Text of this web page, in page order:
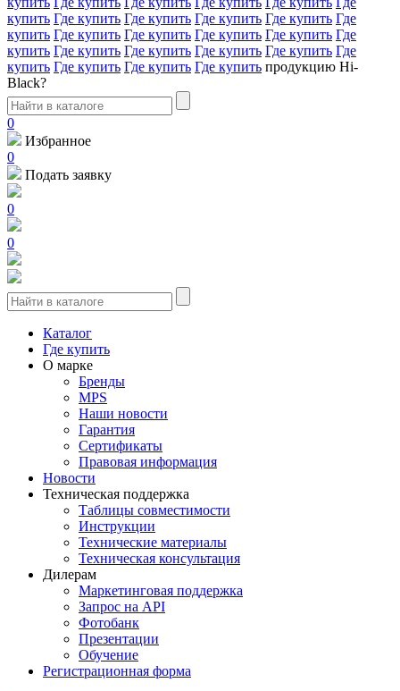
купить Где купить Где купить Где купить Где купить Где
купить Где купить Где купить Где купить Где купить Где
купить Где купить Где купить Где купить Где купить Где
купить Где купить Где купить Где купить продукцию Hi-
Black?
0
Избранное
0
Подать заявку
0
0
Каталог
Где купить
О марке
Бренды
MPS
Наши новости
Гарантия
Сертификаты
Правовая информация
Новости
Техническая поддержка
Таблицы совместимости
Инструкции
Технические материалы
Техническая консультация
Дилерам
Маркетинговая поддержка
Запрос на API
Фотобанк
Презентации
Обучение
Регистрационная форма